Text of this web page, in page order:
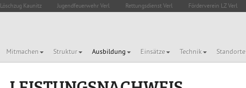
Löschzug Kaunitz Jugendfeuerwehr Verl Rettungsdienst Verl Förderverein LZ Verl
Mitmachen Struktur Ausbildung Einsätze Technik Standorte